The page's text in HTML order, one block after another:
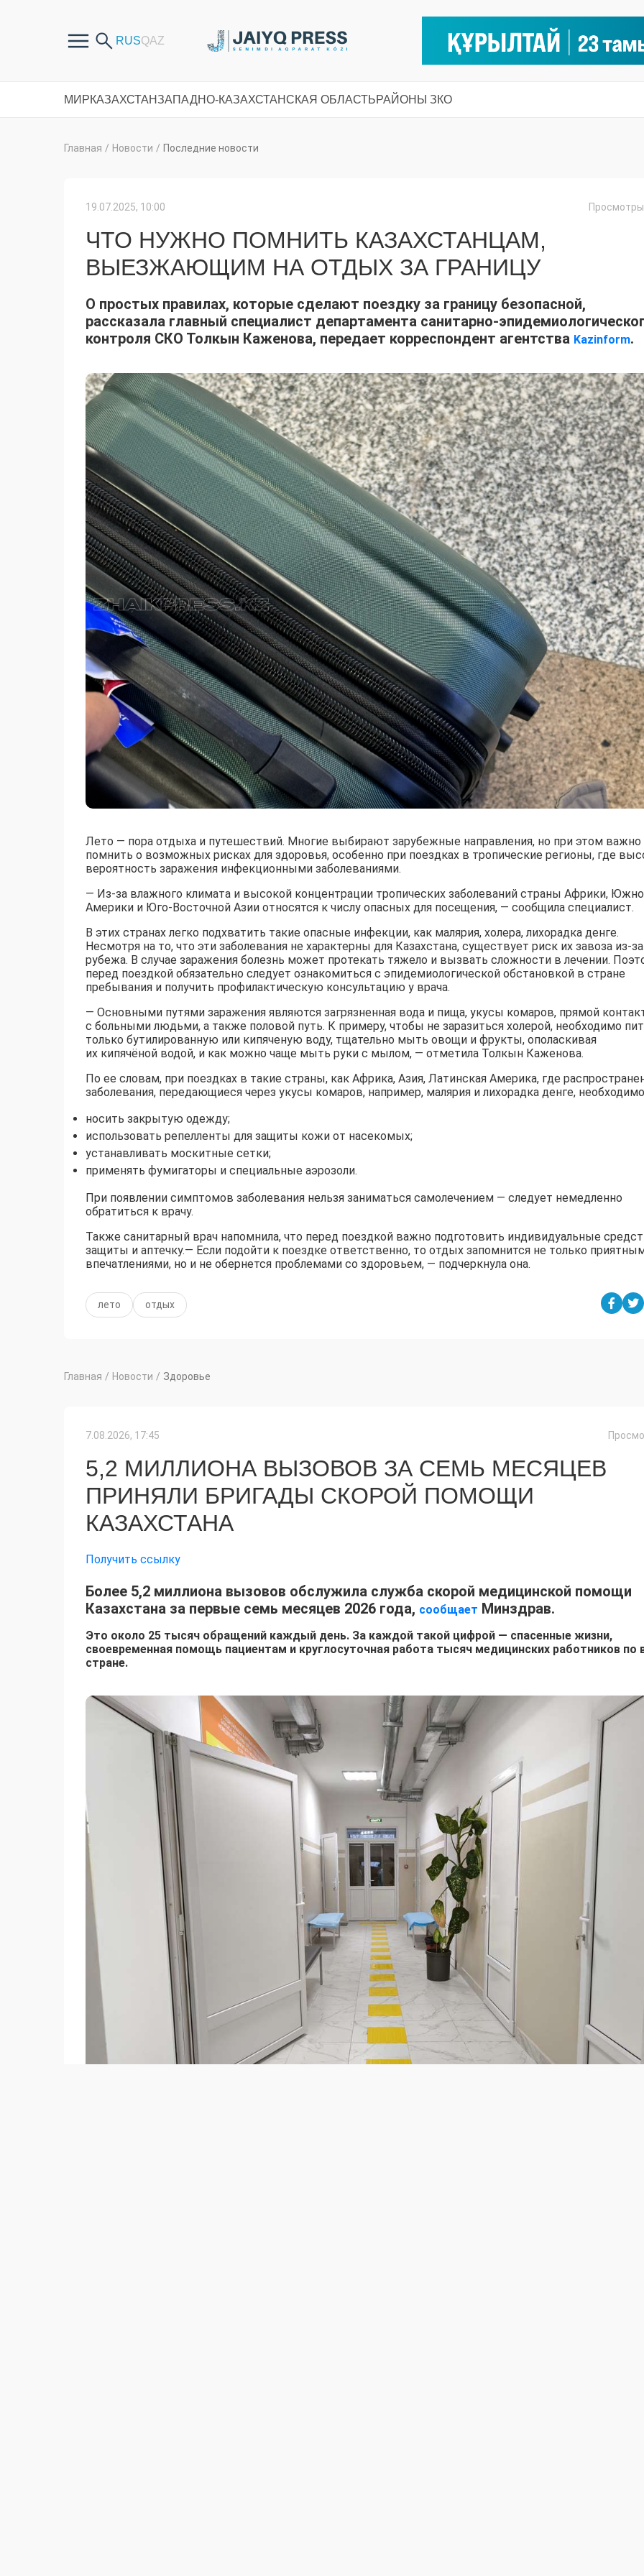
МИРКАЗАХСТАНЗАПАДНО-КАЗАХСТАНСКАЯ ОБЛАСТЬРАЙОНЫ ЗКО
Главная / Новости / Последние новости
19.07.2025, 10:00
ЧТО НУЖНО ПОМНИТЬ КАЗАХСТАНЦАМ,
ВЫЕЗЖАЮЩИМ НА ОТДЫХ ЗА ГРАНИЦУ
О простых правилах, которые сделают поездку за границу безопасной,
рассказала главный специалист департамента санитарно-
контроля СКО Толкын Каженова, передает корреспондент агентства Kazinform.
Лето — пора отдыха и путешествий. Многие выбирают зарубежные направления, но при этом важно
помнить о возможных рисках для здоровья, особенно при поездках в тропические регионы, где
вероятность заражения инфекционными заболеваниями.
— Из-за влажного климата и высокой концентрации тропических заболеваний страны Африки,
Америки и Юго-Восточной Азии относятся к числу опасных для посещения, — сообщила специалист.
В этих странах легко подхватить такие опасные инфекции, как малярия, холера, лихорадка денге.
Несмотря на то, что эти заболевания не характерны для Казахстана, существует риск их завоза из-за
рубежа. В случае заражения болезнь может протекать тяжело и вызвать сложности в лечении.
перед поездкой обязательно следует ознакомиться с эпидемиологической обстановкой в стране
пребывания и получить профилактическую консультацию у врача.
— Основными путями заражения являются загрязненная вода и пища, укусы комаров, прямой
с больными людьми, а также половой путь. К примеру, чтобы не заразиться холерой, необходимо
только бутилированную или кипяченую воду, тщательно мыть овощи и фрукты, ополаскивая
их кипячёной водой, и как можно чаще мыть руки с мылом, — отметила Толкын Каженова.
По ее словам, при поездках в такие страны, как Африка, Азия, Латинская Америка, где
заболевания, передающиеся через укусы комаров, например, малярия и лихорадка денге,
носить закрытую одежду;
использовать репелленты для защиты кожи от насекомых;
устанавливать москитные сетки;
применять фумигаторы и специальные аэрозоли.
При появлении симптомов заболевания нельзя заниматься самолечением — следует немедленно
обратиться к врачу.
Также санитарный врач напомнила, что перед поездкой важно подготовить индивидуальные
защиты и аптечку.— Если подойти к поездке ответственно, то отдых запомнится не только
впечатлениями, но и не обернется проблемами со здоровьем, — подчеркнула она.
лето отдых
Главная / Новости / Здоровье
7.08.2026, 17:45
5,2 МИЛЛИОНА ВЫЗОВОВ ЗА СЕМЬ МЕСЯЦЕВ
ПРИНЯЛИ БРИГАДЫ СКОРОЙ ПОМОЩИ
КАЗАХСТАНА
Получить ссылку
Более 5,2 миллиона вызовов обслужила служба скорой медицинской помощи
Казахстана за первые семь месяцев 2026 года, сообщает Минздрав.
Это около 25 тысяч обращений каждый день. За каждой такой цифрой — спасенные жизни,
своевременная помощь пациентам и круглосуточная работа тысяч медицинских работников по
стране.